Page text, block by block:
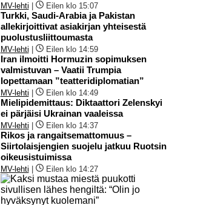
MV-lehti Eilen klo 15:07
Turkki, Saudi-Arabia ja Pakistan
allekirjoittivat asiakirjan yhteisestä
puolustusliittoumasta
MV-lehti Eilen klo 14:59
Iran ilmoitti Hormuzin sopimuksen
valmistuvan – Vaatii Trumpia
lopettamaan ”teatteridiplomatian”
MV-lehti Eilen klo 14:49
Mielipidemittaus: Diktaattori Zelenskyi
ei pärjäisi Ukrainan vaaleissa
MV-lehti Eilen klo 14:37
Rikos ja rangaitsemattomuus –
Siirtolaisjengien suojelu jatkuu Ruotsin
oikeusistuimissa
MV-lehti Eilen klo 14:27